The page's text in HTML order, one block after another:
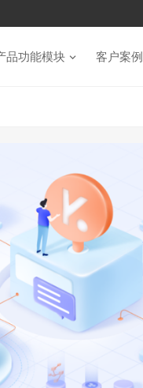
品功能模块 客户案例